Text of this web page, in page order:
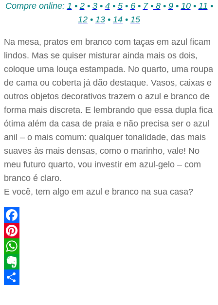
Compre online: 1 • 2• 3• 4• 5• 6• 7•8• 9• 10• 11 •
12 • 13 • 14 • 15
Na mesa, pratos em branco com taças em azul ficam
lindos. Mas se quiser misturar ainda mais os dois,
coloque uma louça estampada. No quarto, uma roupa
de cama ou coberta já dão destaque. Vasos, caixas e
outros objetos decorativos trazem o azul e branco de
forma mais discreta. E lembrando que essa dupla fica
ótima além da casa de praia e não precisa ser o azul
anil – o mais comum: qualquer tonalidade, das mais
suaves às mais densas, como o marinho, vale! No
meu futuro quarto, vou investir em azul-gelo – com
branco é claro.
E você, tem algo em azul e branco na sua casa?
Facebook
Pinterest
WhatsApp
Evernote